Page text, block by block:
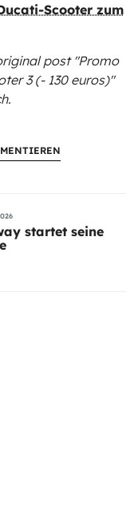
Scooter zum
post "Promo
3 (- 130 euros)"
startet seine